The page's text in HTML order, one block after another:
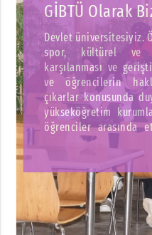
Eğitim-
Akademik ve idari
araştırmalarda
vermek için çaba
teknolojik yenilikleri